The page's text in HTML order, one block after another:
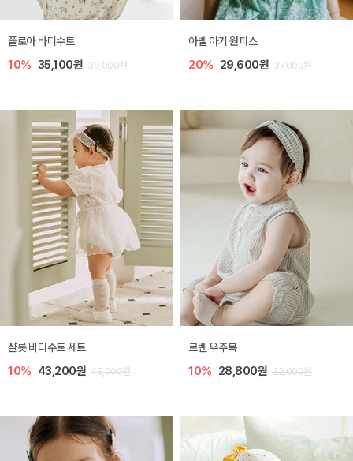
플로아 바디수트
10% 35,100원 39,000원
아벨 아기 원피스
20% 29,600원 37,000원
샬롯 바디수트 세트
10% 43,200원 48,000원
르벤 우주복
10% 28,800원 32,000원